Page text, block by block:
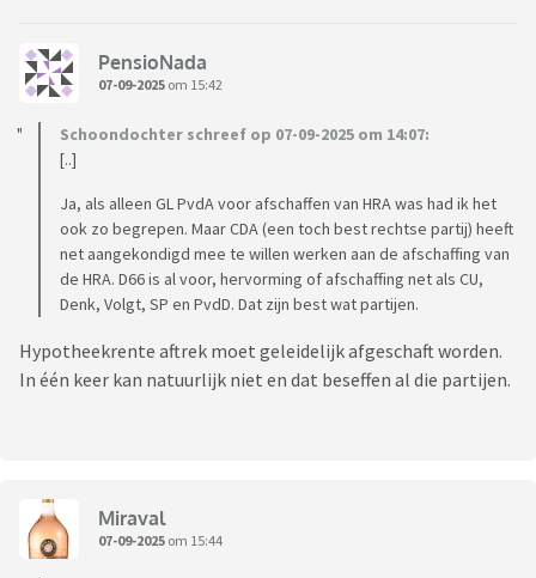
PensioNada
07-09-2025 om 15:42
Schoondochter schreef op 07-09-2025 om 14:07:
[..]
Ja, als alleen GL PvdA voor afschaffen van HRA was had ik het
ook zo begrepen. Maar CDA (een toch best rechtse partij) heeft
net aangekondigd mee te willen werken aan de afschaffing van
de HRA. D66 is al voor, hervorming of afschaffing net als CU,
Denk, Volgt, SP en PvdD. Dat zijn best wat partijen.
Hypotheekrente aftrek moet geleidelijk afgeschaft worden.
In één keer kan natuurlijk niet en dat beseffen al die partijen.
Miraval
07-09-2025 om 15:44